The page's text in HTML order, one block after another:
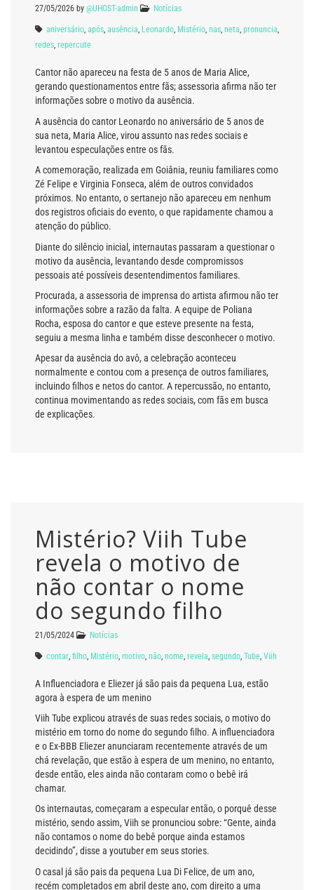
27/05/2026 by @UHOST-admin Notícias
aniversário, após, ausência, Leonardo, Mistério, nas, neta, pronuncia,
redes, repercute
Cantor não apareceu na festa de 5 anos de Maria Alice,
gerando questionamentos entre fãs; assessoria afirma não ter
informações sobre o motivo da ausência.
A ausência do cantor Leonardo no aniversário de 5 anos de
sua neta, Maria Alice, virou assunto nas redes sociais e
levantou especulações entre os fãs.
A comemoração, realizada em Goiânia, reuniu familiares como
Zé Felipe e Virginia Fonseca, além de outros convidados
próximos. No entanto, o sertanejo não apareceu em nenhum
dos registros oficiais do evento, o que rapidamente chamou a
atenção do público.
Diante do silêncio inicial, internautas passaram a questionar o
motivo da ausência, levantando desde compromissos
pessoais até possíveis desentendimentos familiares.
Procurada, a assessoria de imprensa do artista afirmou não ter
informações sobre a razão da falta. A equipe de Poliana
Rocha, esposa do cantor e que esteve presente na festa,
seguiu a mesma linha e também disse desconhecer o motivo.
Apesar da ausência do avô, a celebração aconteceu
normalmente e contou com a presença de outros familiares,
incluindo filhos e netos do cantor. A repercussão, no entanto,
continua movimentando as redes sociais, com fãs em busca
de explicações.
Mistério? Viih Tube
revela o motivo de
não contar o nome
do segundo filho
21/05/2024 Notícias
contar filho Mistério motivo não nome revela segundo Tube Viih
A Influenciadora e Eliezer já são pais da pequena Lua, estão
agora à espera de um menino
Viih Tube explicou através de suas redes sociais, o motivo do
mistério em torno do nome do segundo filho. A influenciadora
e o Ex-BBB Eliezer anunciaram recentemente através de um
chá revelação, que estão à espera de um menino, no entanto,
desde então, eles ainda não contaram como o bebê irá
chamar.
Os internautas, começaram a especular então, o porquê desse
mistério, sendo assim, Viih se pronunciou sobre: “Gente, ainda
não contamos o nome do bebê porque ainda estamos
decidindo”, disse a youtuber em seus stories.
O casal já são pais da pequena Lua Di Felice, de um ano,
recém completados em abril deste ano, com direito a uma